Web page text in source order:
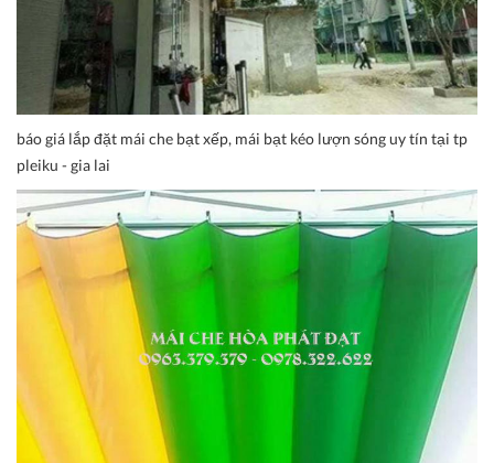
báo giá lắp đặt mái che bạt xếp, mái bạt kéo lượn sóng uy tín tại tp
pleiku - gia lai